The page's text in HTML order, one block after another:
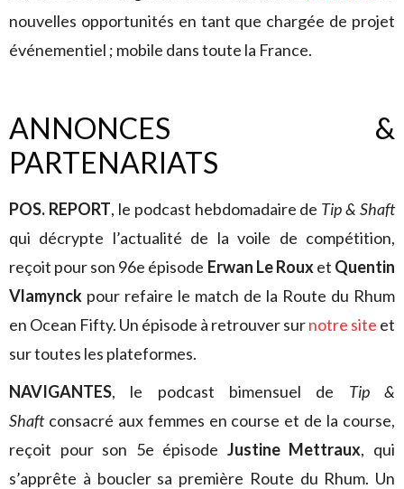
nouvelles opportunités en tant que chargée de projet
événementiel ; mobile dans toute la France.
ANNONCES &
PARTENARIATS
POS. REPORT, le podcast hebdomadaire de Tip & Shaft
qui décrypte l’actualité de la voile de compétition,
reçoit pour son 96e épisode Erwan Le Rouxet Quentin
Vlamynck pour refaire le match de la Route du Rhum
en Ocean Fifty. Un épisode à retrouver surnotre site et
sur toutes les plateformes.
NAVIGANTES, le podcast bimensuel de Tip &
Shaftconsacré aux femmes en course et de la course,
reçoit pour son 5e épisode Justine Mettraux, qui
s’apprête à boucler sa première Route du Rhum. Un